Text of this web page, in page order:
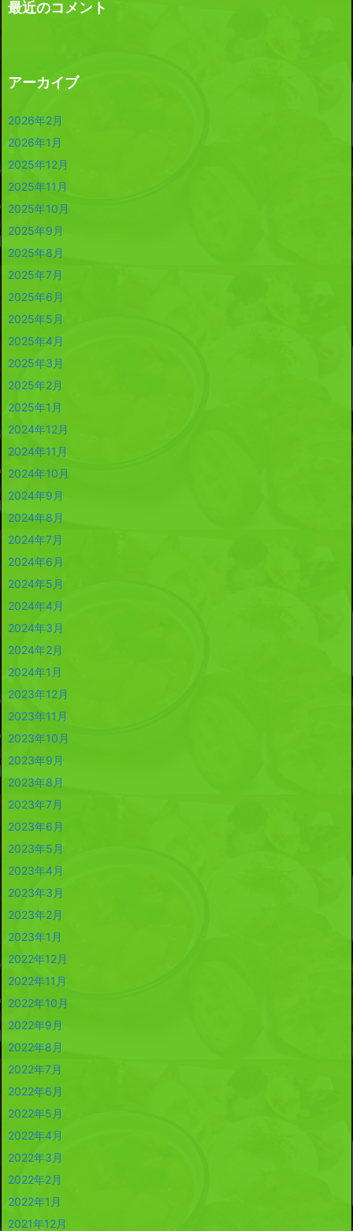
最近のコメント
アーカイブ
2026年2月
2026年1月
2025年12月
2025年11月
2025年10月
2025年9月
2025年8月
2025年7月
2025年6月
2025年5月
2025年4月
2025年3月
2025年2月
2025年1月
2024年12月
2024年11月
2024年10月
2024年9月
2024年8月
2024年7月
2024年6月
2024年5月
2024年4月
2024年3月
2024年2月
2024年1月
2023年12月
2023年11月
2023年10月
2023年9月
2023年8月
2023年7月
2023年6月
2023年5月
2023年4月
2023年3月
2023年2月
2023年1月
2022年12月
2022年11月
2022年10月
2022年9月
2022年8月
2022年7月
2022年6月
2022年5月
2022年4月
2022年3月
2022年2月
2022年1月
2021年12月